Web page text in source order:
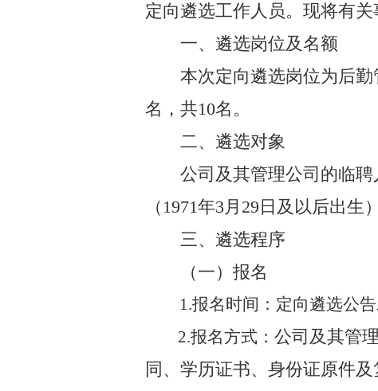
定向遴选工作人员。现将有关
一、遴选岗位及名额
本次定向遴选岗位为后勤
名，共10名。
二、遴选对象
公司及其管理公司的临
（ 1971年3 月 29日及以后出生
三、遴选程序
（一）报名
1.报名时间：定向遴选公
2.报名方式：公司及其管
同、学历证书、身份证原件